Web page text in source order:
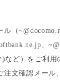
（
、
など）をご利用
注文確認メール